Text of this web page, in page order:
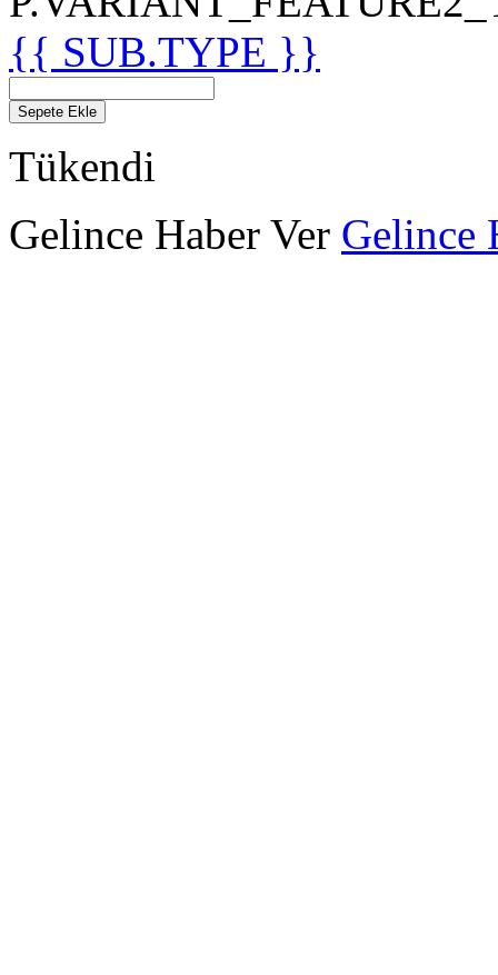
{{ SUB.TYPE }}
Sepete Ekle
Tükendi
Gelince Haber Ver Gelince